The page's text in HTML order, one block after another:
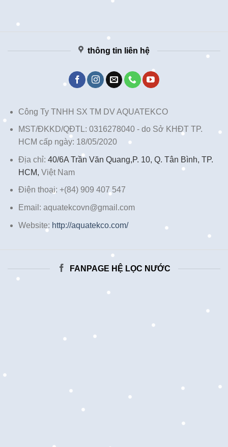
thông tin liên hệ
Công Ty TNHH SX TM DV AQUATEKCO
MST/ĐKKD/QĐTL: 0316278040 - do Sở KHĐT TP.
HCM cấp ngày: 18/05/2020
Địa chỉ: 40/6A Trần Văn Quang,P. 10, Q. Tân Bình, TP.
HCM, Việt Nam
Điện thoại: +(84) 909 407 547
Email: aquatekcovn@gmail.com
Website: http://aquatekco.com/
FANPAGE HỆ LỌC NƯỚC